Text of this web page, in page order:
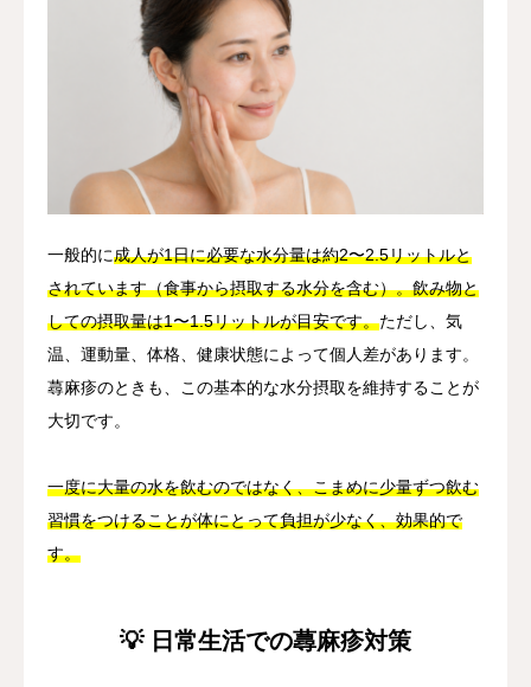
一般的に成人が1日に必要な水分量は約2〜2.5リットルと
されています（食事から摂取する水分を含む）。飲み物と
しての摂取量は1〜1.5リットルが目安です。ただし、気
温、運動量、体格、健康状態によって個人差があります。
蕁麻疹のときも、この基本的な水分摂取を維持することが
大切です。
一度に大量の水を飲むのではなく、こまめに少量ずつ飲む
習慣をつけることが体にとって負担が少なく、効果的で
す。
💡 日常生活での蕁麻疹対策